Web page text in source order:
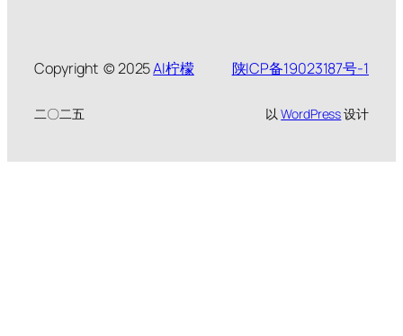
Copyright © 2025AI柠檬 陕ICP备19023187号-1
二〇二五 以WordPress设计